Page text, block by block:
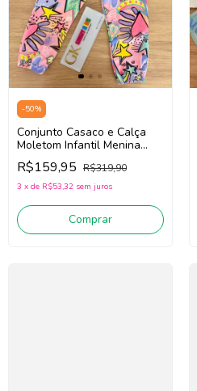
-50%
Conjunto Casaco e Calça
Moletom Infantil Menina
Mon Sucré 138022246
(Rosa/Verde/Preto)
R$159,95 R$319,90
3 x de R$53,32 sem juros
Comprar